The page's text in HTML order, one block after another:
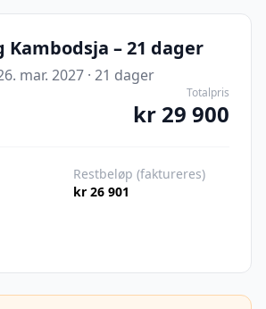
Kambodsja – 21 dager
mar. 2027 · 21 dager
Totalpris
kr 29 900
Restbeløp (faktureres)
kr 26 901